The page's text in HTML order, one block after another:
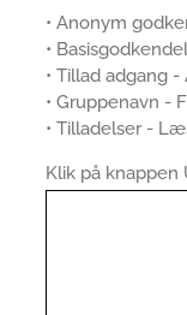
• Anonym
•
• Tillad adgang
• Gruppenavn -
• Tilladelser -
Klik på knappen